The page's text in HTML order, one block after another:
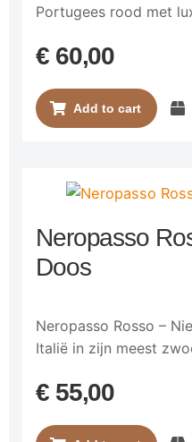
Portugees rood met
€60,00
Add to cart
Neropasso
Doos
Neropasso Rosso –
Italië in zijn meest
€55,00